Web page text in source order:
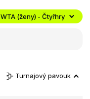
WTA (ženy) - Čtyřhry
Turnajový pavouk